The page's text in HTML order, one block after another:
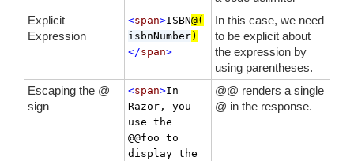
Explicit
Expression
<span>ISBN@(
isbnNumber)
</span>
In this case, we need
to be explicit about
the expression by
using parentheses.
Escaping the @
sign
<span>In
Razor, you
use the
@@foo to
display the
@@ renders a single
@ in the response.